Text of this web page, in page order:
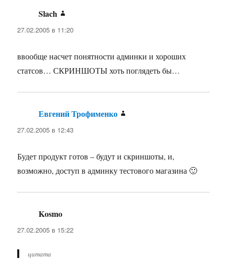
Slach
27.02.2005 в 11:20
ввообще насчет понятности админки и хороших
статсов… СКРИНШОТЫ хоть поглядеть бы…
Евгений Трофименко
27.02.2005 в 12:43
Будет продукт готов – будут и скриншоты, и,
возможно, доступ в админку тестового магазина 🙂
Kosmo
27.02.2005 в 15:22
цитата